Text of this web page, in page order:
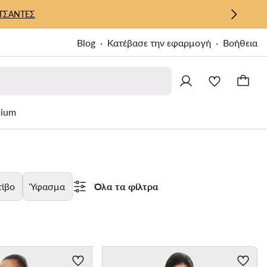
Blog Κατέβασε την εφαρμογή Βοήθεια
Ύφασμα Όλα τα φίλτρα